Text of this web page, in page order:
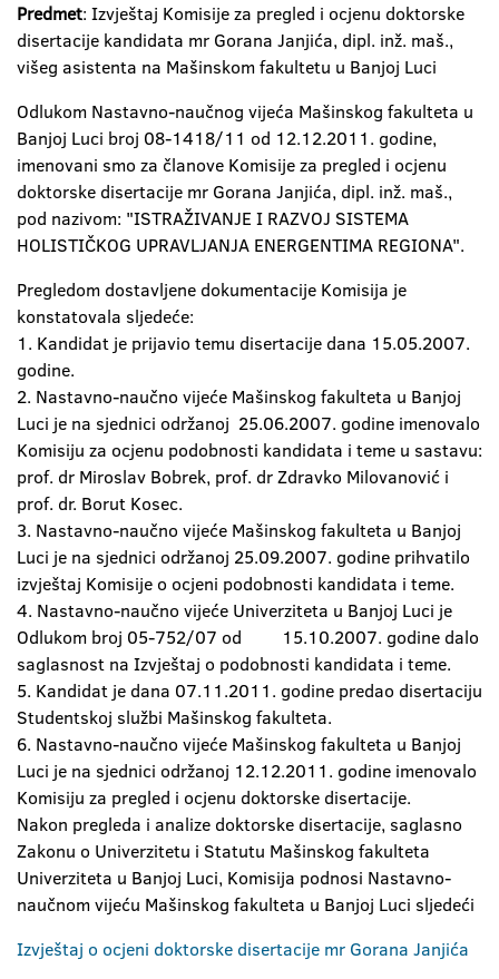
Predmet: Izvještaj Komisije za pregled i ocjenu doktorske
disertacije kandidata mr Gorana Janjića, dipl. inž. maš.,
višeg asistenta na Mašinskom fakultetu u Banjoj Luci
Odlukom Nastavno-naučnog vijeća Mašinskog fakulteta u
Banjoj Luci broj 08-1418/11 od 12.12.2011. godine,
imenovani smo za članove Komisije za pregled i ocjenu
doktorske disertacije mr Gorana Janjića, dipl. inž. maš.,
pod nazivom: "ISTRAŽIVANJE I RAZVOJ SISTEMA
HOLISTIČKOG UPRAVLJANJA ENERGENTIMA REGIONA".
Pregledom dostavljene dokumentacije Komisija je
konstatovala sljedeće:
1. Kandidat je prijavio temu disertacije dana 15.05.2007.
godine.
2. Nastavno-naučno vijeće Mašinskog fakulteta u Banjoj
Luci je na sjednici održanoj 25.06.2007. godine imenovalo
Komisiju za ocjenu podobnosti kandidata i teme u sastavu:
prof. dr Miroslav Bobrek, prof. dr Zdravko Milovanović i
prof. dr. Borut Kosec.
3. Nastavno-naučno vijeće Mašinskog fakulteta u Banjoj
Luci je na sjednici održanoj 25.09.2007. godine prihvatilo
izvještaj Komisije o ocjeni podobnosti kandidata i teme.
4. Nastavno-naučno vijeće Univerziteta u Banjoj Luci je
Odlukom broj 05-752/07 od 15.10.2007. godine dalo
saglasnost na Izvještaj o podobnosti kandidata i teme.
5. Kandidat je dana 07.11.2011. godine predao disertaciju
Studentskoj službi Mašinskog fakulteta.
6. Nastavno-naučno vijeće Mašinskog fakulteta u Banjoj
Luci je na sjednici održanoj 12.12.2011. godine imenovalo
Komisiju za pregled i ocjenu doktorske disertacije.
Nakon pregleda i analize doktorske disertacije, saglasno
Zakonu o Univerzitetu i Statutu Mašinskog fakulteta
Univerziteta u Banjoj Luci, Komisija podnosi Nastavno-
naučnom vijeću Mašinskog fakulteta u Banjoj Luci sljedeći
Izvještaj o ocjeni doktorske disertacije mr Gorana Janjića